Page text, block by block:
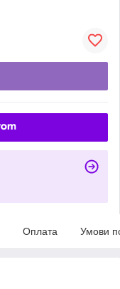
Оплата Умови